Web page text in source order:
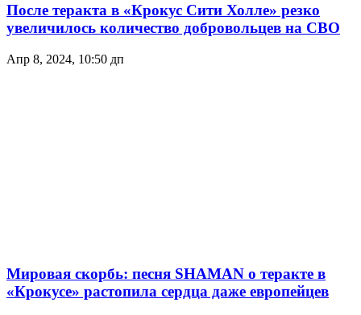
После теракта в «Крокус Сити Холле» резко
увеличилось количество добровольцев на СВО
Апр 8, 2024, 10:50 дп
Мировая скорбь: песня SHAMAN о теракте в
«Крокусе» растопила сердца даже европейцев